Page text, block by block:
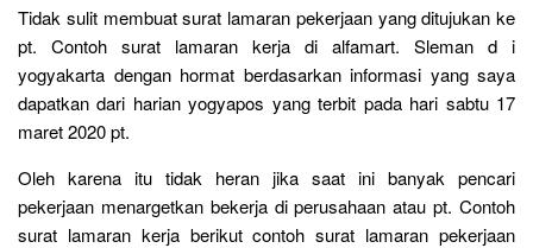
Tidak sulit membuat surat lamaran pekerjaan yang ditujukan ke
pt. Contoh surat lamaran kerja di alfamart. Sleman d i
yogyakarta dengan hormat berdasarkan informasi yang saya
dapatkan dari harian yogyapos yang terbit pada hari sabtu 17
maret 2020 pt.
Oleh karena itu tidak heran jika saat ini banyak pencari
pekerjaan menargetkan bekerja di perusahaan atau pt. Contoh
surat lamaran kerja berikut contoh surat lamaran pekerjaan